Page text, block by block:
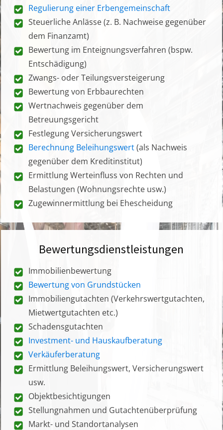
Regulierung einer Erbengemeinschaft
Steuerliche Anlässe (z. B. Nachweise gegenüber
dem Finanzamt)
Bewertung im Enteignungsverfahren (bspw.
Entschädigung)
Zwangs- oder Teilungsversteigerung
Bewertung von Erbbaurechten
Wertnachweis gegenüber dem
Betreuungsgericht
Festlegung Versicherungswert
Berechnung Beleihungswert(als Nachweis
gegenüber dem Kreditinstitut)
Ermittlung Werteinfluss von Rechten und
Belastungen (Wohnungsrechte usw.)
Zugewinnermittlung bei Ehescheidung
Bewertungsdienstleistungen
Immobilienbewertung
Bewertung von Grundstücken
Immobiliengutachten (Verkehrswertgutachten,
Mietwertgutachten etc.)
Schadensgutachten
Investment- und Hauskaufberatung
Verkäuferberatung
Ermittlung Beleihungswert, Versicherungswert
usw.
Objektbesichtigungen
Stellungnahmen und Gutachtenüberprüfung
Markt- und Standortanalysen